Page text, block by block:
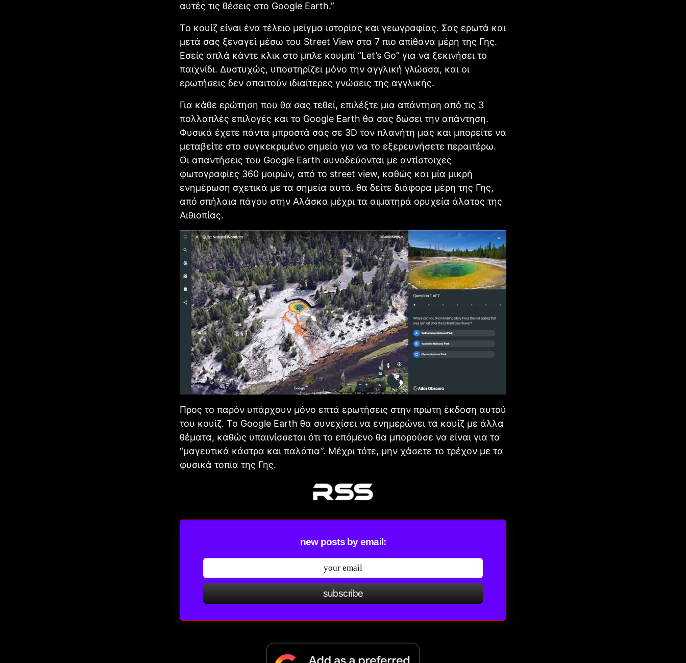
αυτές τις θέσεις στο Google Earth.”
Το κουίζ είναι ένα τέλειο μείγμα ιστορίας και γεωγραφίας. Σας ερωτά και
μετά σας ξεναγεί μέσω του Street View στα 7 πιο απίθανα μέρη της Γης.
Εσείς απλά κάντε κλικ στο μπλε κουμπί “Let’s Go” για να ξεκινήσει το
παιχνίδι. Δυστυχώς, υποστηρίζει μόνο την αγγλική γλώσσα, και οι
ερωτήσεις δεν απαιτούν ιδιαίτερες γνώσεις της αγγλικής.
Για κάθε ερώτηση που θα σας τεθεί, επιλέξτε μια απάντηση από τις 3
πολλαπλές επιλογές και το Google Earth θα σας δώσει την απάντηση.
Φυσικά έχετε πάντα μπροστά σας σε 3D τον πλανήτη μας και μπορείτε να
μεταβείτε στο συγκεκριμένο σημείο για να το εξερευνήσετε περαιτέρω.
Οι απαντήσεις του Google Earth συνοδεύονται με αντίστοιχες
φωτογραφίες 360 μοιρών, από το street view, καθώς και μία μικρή
ενημέρωση σχετικά με τα σημεία αυτά. θα δείτε διάφορα μέρη της Γης,
από σπήλαια πάγου στην Αλάσκα μέχρι τα αιματηρά ορυχεία άλατος της
Αιθιοπίας.
Προς το παρόν υπάρχουν μόνο επτά ερωτήσεις στην πρώτη έκδοση αυτού
του κουίζ. Το Google Earth θα συνεχίσει να ενημερώνει τα κουίζ με άλλα
θέματα, καθώς υπαινίσσεται ότι το επόμενο θα μπορούσε να είναι για τα
“μαγευτικά κάστρα και παλάτια”. Μέχρι τότε, μην χάσετε το τρέχον με τα
φυσικά τοπία της Γης.
new posts by email:
subscribe